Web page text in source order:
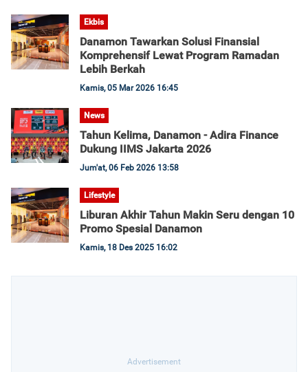
Ekbis
Danamon Tawarkan Solusi Finansial
Komprehensif Lewat Program Ramadan
Lebih Berkah
Kamis, 05 Mar 2026 16:45
News
Tahun Kelima, Danamon - Adira Finance
Dukung IIMS Jakarta 2026
Jum'at, 06 Feb 2026 13:58
Lifestyle
Liburan Akhir Tahun Makin Seru dengan 10
Promo Spesial Danamon
Kamis, 18 Des 2025 16:02